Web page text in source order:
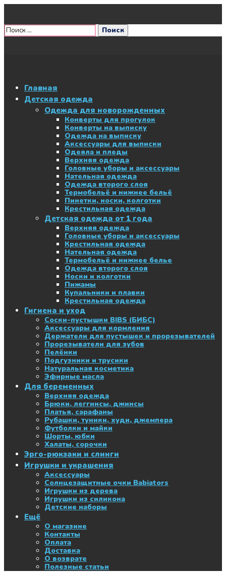
Главная
Детская одежда
Одежда для новорожденных
Конверты для прогулок
Конверты на выписку
Одежда на выписку
Аксессуары для выписки
Одеяла и пледы
Верхняя одежда
Головные уборы и аксессуары
Нательная одежда
Одежда второго слоя
Термобельё и нижнее бельё
Пинетки, носки, колготки
Крестильная одежда
Детская одежда от 1 года
Верхняя одежда
Головные уборы и аксессуары
Крестильная одежда
Нательная одежда
Термобельё и нижнее белье
Одежда второго слоя
Носки и колготки
Пижамы
Купальники и плавки
Крестильная одежда
Гигиена и уход
Соски-пустышки BIBS (БИБС)
Аксессуары для кормления
Держатели для пустышек и прорезывателей
Прорезыватели для зубов
Пелёнки
Подгузники и трусики
Натуральная косметика
Эфирные масла
Для беременных
Верхняя одежда
Брюки, леггинсы, джинсы
Платья, сарафаны
Рубашки, туники, худи, джемпера
Футболки и майки
Шорты, юбки
Халаты, сорочки
Эрго-рюкзаки и слинги
Игрушки и украшения
Аксессуары
Солнцезащитные очки Babiators
Игрушки из дерева
Игрушки из силикона
Детские наборы
Ещё
О магазине
Контакты
Оплата
Доставка
О возврате
Полезные статьи